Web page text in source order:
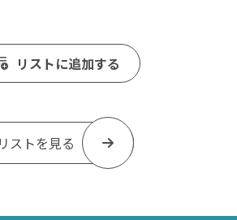
リストに追加する
リストを見る